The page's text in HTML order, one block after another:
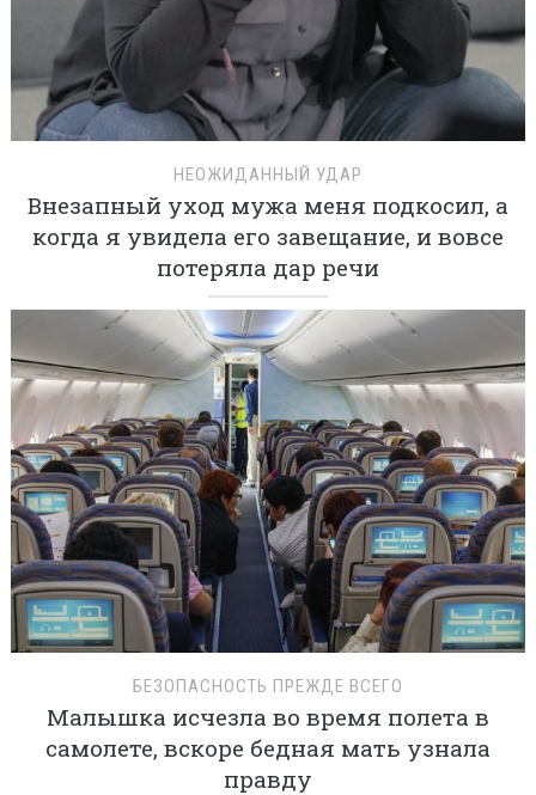
НЕОЖИДАННЫЙ УДАР
Внезапный уход мужа меня подкосил, а
когда я увидела его завещание, и вовсе
потеряла дар речи
БЕЗОПАСНОСТЬ ПРЕЖДЕ ВСЕГО
Малышка исчезла во время полета в
самолете, вскоре бедная мать узнала
правду